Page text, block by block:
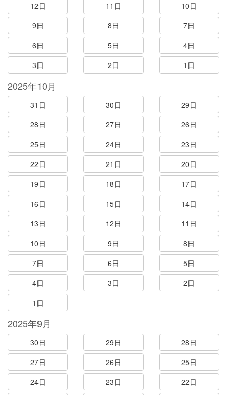
12日
11日
10日
9日
8日
7日
6日
5日
4日
3日
2日 1日
2025年10月
31日 30日
29日
28日
27日
26日
25日
24日
23日
22日
21日
20日
19日
18日
17日
16日
15日
14日
13日
12日
11日
10日
9日
8日
7日
6日
5日
4日
3日
2日
1日
2025年9月
30日 29日
28日
27日
26日
25日
24日
23日
22日